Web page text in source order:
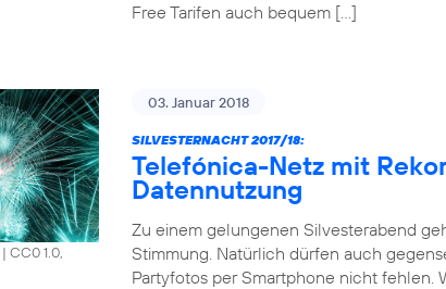
Free Tarifen auch bequem […]
| CC0 1.0,
03. Januar 2018
SILVESTERNACHT 2017/18:
Telefónica-Netz mit
Datennutzung
Zu einem gelungenen Silvesterabend
Stimmung. Natürlich dürfen auch
Partyfotos per Smartphone nicht fehlen.